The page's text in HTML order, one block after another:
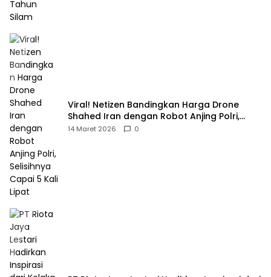
Viral! Netizen Bandingkan Harga Drone
Shahed Iran dengan Robot Anjing Polri,
Selisihnya Capai 5 Kali Lipat
14 Maret 2026 0